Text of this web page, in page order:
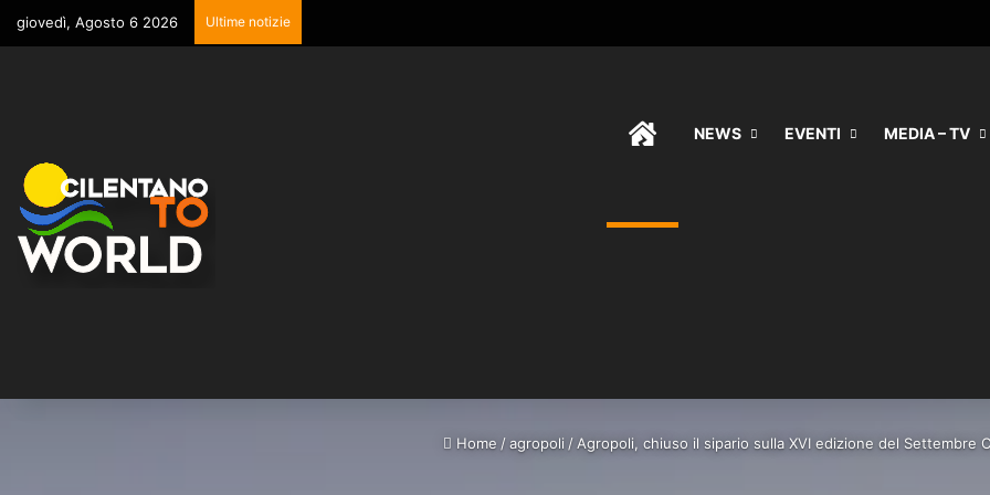
giovedì, Agosto 6 2026 Ultime notizie
HOMENEWS EVENTI MEDIA – TV
Home / agropoli / Agropoli, chiuso il sipario sulla XVI edizione del Settembre